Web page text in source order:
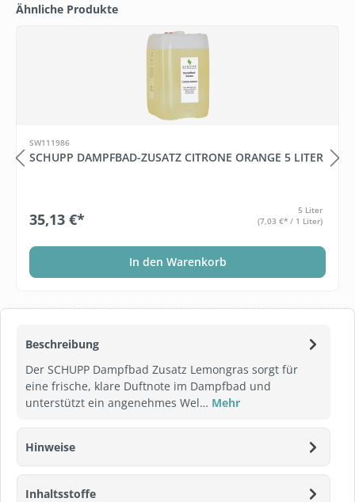
Beschreibung
Der SCHUPP Dampfbad Zusatz Lemongras sorgt für
eine frische, klare Duftnote im Dampfbad und
unterstützt ein angenehmes Wel… Mehr
Hinweise
Inhaltsstoffe
Ähnliche Produkte
Produktgalerie überspringen
SW111986
SCHUPP DAMPFBAD-ZUSATZ CITRONE ORANGE 5 LITER
35,13 €*
5 Liter
(7,03 €* / 1 Liter)
In den Warenkorb